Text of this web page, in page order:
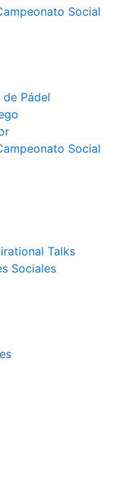
Social
Pádel
Social
Talks
Sociales